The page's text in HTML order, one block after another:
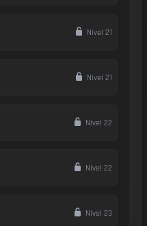
Nivel 21
Nivel 21
Nivel 22
Nivel 22
Nivel 23